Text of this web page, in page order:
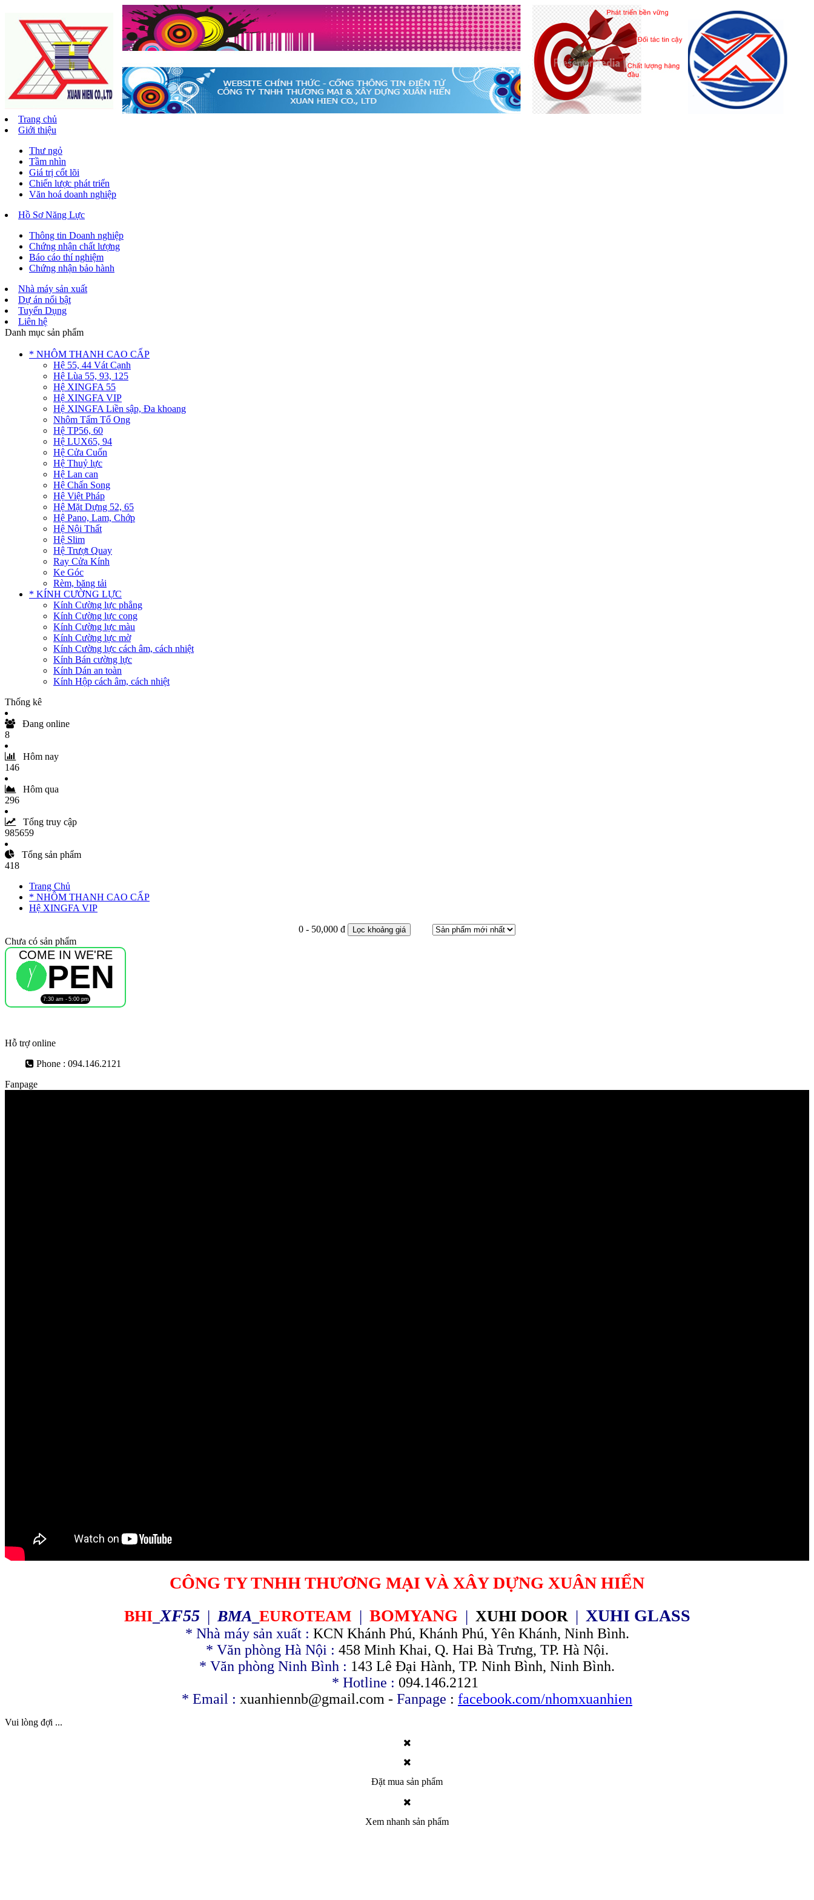
Trang chủ
Giới thiệu
Thư ngỏ
Tầm nhìn
Giá trị cốt lõi
Chiến lược phát triển
Văn hoá doanh nghiệp
Hồ Sơ Năng Lực
Thông tin Doanh nghiệp
Chứng nhận chất lượng
Báo cáo thí nghiệm
Chứng nhận bảo hành
Nhà máy sản xuất
Dự án nổi bật
Tuyển Dụng
Liên hệ
Danh mục sản phẩm
* NHÔM THANH CAO CẤP
Hệ 55, 44 Vát Cạnh
Hệ Lùa 55, 93, 125
Hệ XINGFA 55
Hệ XINGFA VIP
Hệ XINGFA Liền sập, Đa khoang
Nhôm Tấm Tổ Ong
Hệ TP56, 60
Hệ LUX65, 94
Hệ Cửa Cuốn
Hệ Thuỷ lực
Hệ Lan can
Hệ Chấn Song
Hệ Việt Pháp
Hệ Mặt Dựng 52, 65
Hệ Pano, Lam, Chớp
Hệ Nội Thất
Hệ Slim
Hệ Trượt Quay
Ray Cửa Kính
Ke Góc
Rèm, băng tải
* KÍNH CƯỜNG LỰC
Kính Cường lực phẳng
Kính Cường lực cong
Kính Cường lực màu
Kính Cường lực mờ
Kính Cường lực cách âm, cách nhiệt
Kính Bán cường lực
Kính Dán an toàn
Kính Hộp cách âm, cách nhiệt
Thống kê
Đang online
8
Hôm nay
146
Hôm qua
296
Tổng truy cập
985659
Tổng sản phẩm
418
Trang Chủ
* NHÔM THANH CAO CẤP
Hệ XINGFA VIP
0 - 50,000 đ Lọc khoảng giá
Chưa có sản phẩm
Hỗ trợ online
Phone : 094.146.2121
Fanpage
CÔNG TY TNHH THƯƠNG MẠI VÀ XÂY DỰNG XUÂN HIỂN
BHI_ XF55 | BMA EUROTEAM | BOMYANG | XUHI DOOR | XUHI GLASS
* Nhà máy sản xuất : KCN Khánh Phú, Khánh Phú, Yên Khánh, Ninh Bình.
* Văn phòng Hà Nội : 458 Minh Khai, Q. Hai Bà Trưng, TP. Hà Nội.
* Văn phòng Ninh Bình : 143 Lê Đại Hành, TP. Ninh Bình, Ninh Bình.
* Hotline : 094.146.2121
* Email : xuanhiennb@gmail.com - Fanpage : facebook.com/nhomxuanhien
Vui lòng đợi ...
Đặt mua sản phẩm
Xem nhanh sản phẩm